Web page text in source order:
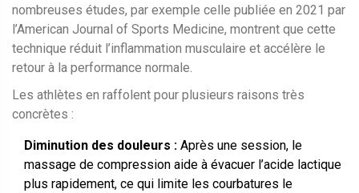
nombreuses études, par exemple celle publiée en 2021 par
l’American Journal of Sports Medicine, montrent que cette
technique réduit l’inflammation musculaire et accélère le
retour à la performance normale.
Les athlètes en raffolent pour plusieurs raisons très
concrètes :
Diminution des douleurs : Après une session, le
massage de compression aide à évacuer l’acide lactique
plus rapidement, ce qui limite les courbatures le